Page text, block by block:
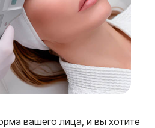
вашего лица, и вы хотите